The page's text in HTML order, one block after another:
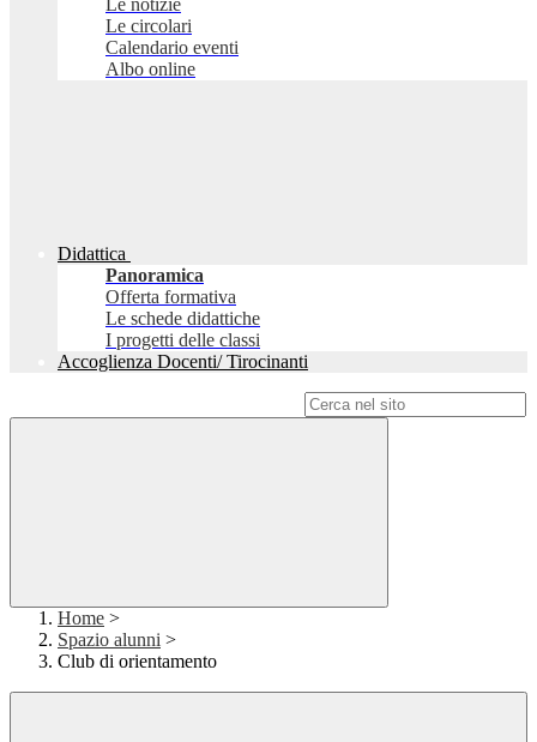
Le notizie
Le circolari
Calendario eventi
Albo online
Didattica
Panoramica
Offerta formativa
Le schede didattiche
I progetti delle classi
Accoglienza Docenti/ Tirocinanti
Home >
Spazio alunni >
Club di orientamento